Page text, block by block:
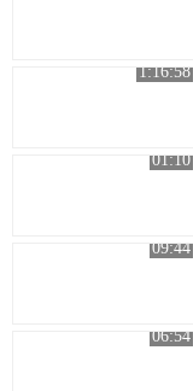
1:16:58
01:10
09:44
06:54